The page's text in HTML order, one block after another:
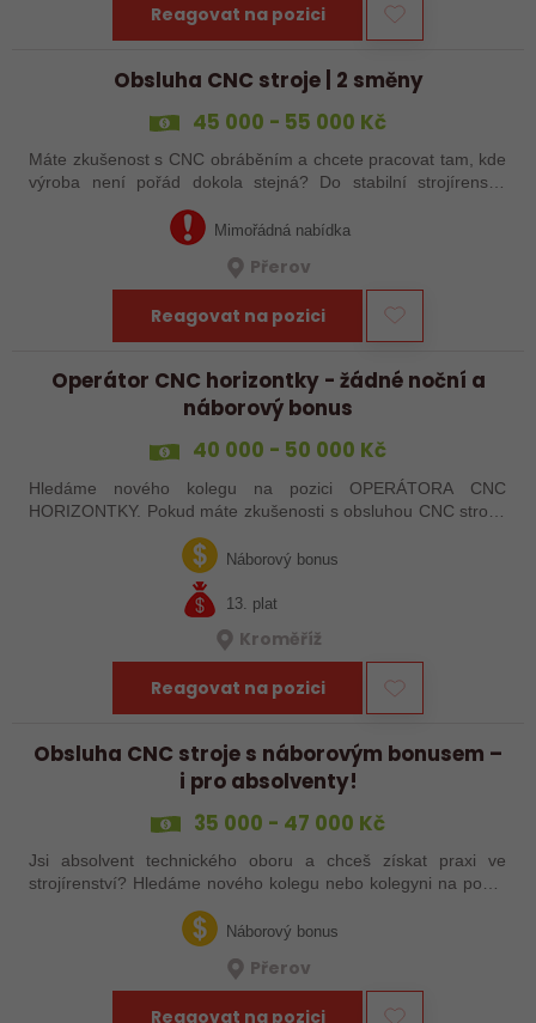
Reagovat na pozici
Obsluha CNC stroje | 2 směny
45 000 - 55 000 Kč
Máte zkušenost s CNC obráběním a chcete pracovat tam, kde
výroba není pořád dokola stejná? Do stabilní strojírenské
zakázkovou výrobu. Čeká Vás…Mimořádná nabídka
Přerov
Reagovat na pozici
Operátor CNC horizontky - žádné noční a
náborový bonus
40 000 - 50 000 Kč
Hledáme nového kolegu na pozici OPERÁTORA CNC
HORIZONTKY. Pokud máte zkušenosti s obsluhou CNC strojů,
orientujete se ve výkresové dokumentaci a máte chuť naučit se
něco nového, pak jste ideálním…Náborový bonus
13. plat
Kroměříž
Reagovat na pozici
Obsluha CNC stroje s náborovým bonusem –
i pro absolventy!
35 000 - 47 000 Kč
Jsi absolvent technického oboru a chceš získat praxi ve
strojírenství? Hledáme nového kolegu nebo kolegyni na pozici
obsluhy strojů – pokud tě láká práce ve výrobě, kde se něco
skutečně tvoří, rádi…
Náborový bonus
Přerov
Reagovat na pozici